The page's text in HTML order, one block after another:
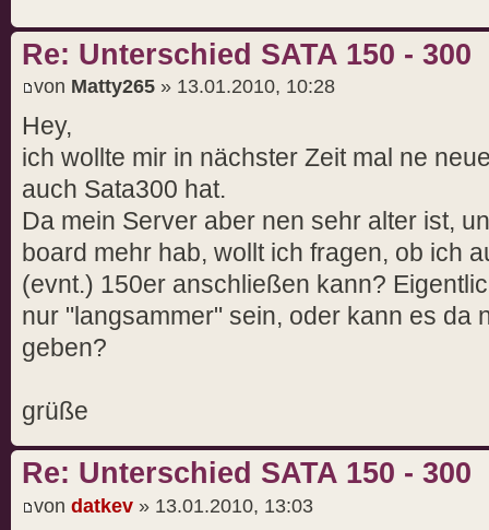
Re: Unterschied SATA 150 - 300
von Matty265 » 13.01.2010, 10:28
Hey,
ich wollte mir in nächster Zeit mal ne
auch Sata300 hat.
Da mein Server aber nen sehr alter ist,
board mehr hab, wollt ich fragen, ob ich
(evnt.) 150er anschließen kann?
nur "langsammer" sein, oder kann es da
geben?
grüße
Re: Unterschied SATA 150 - 300
von datkev » 13.01.2010, 13:03